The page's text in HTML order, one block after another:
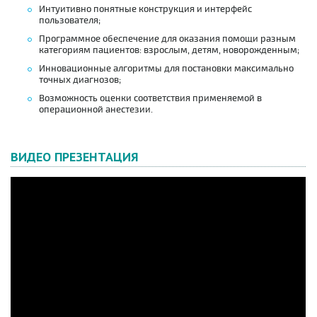
Интуитивно понятные конструкция и интерфейс
пользователя;
Программное обеспечение для оказания помощи разным
категориям пациентов: взрослым, детям, новорожденным;
Инновационные алгоритмы для постановки максимально
точных диагнозов;
Возможность оценки соответствия применяемой в
операционной анестезии.
ВИДЕО ПРЕЗЕНТАЦИЯ